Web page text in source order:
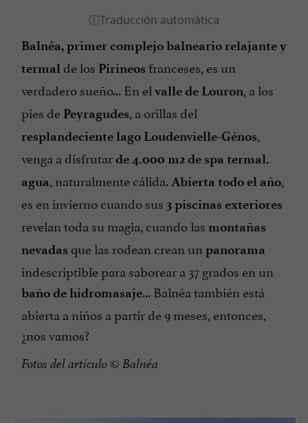
Balnéa,primer complejo balneario relajante y
termal de los Pirineos franceses, es un
verdadero sueño... En el valle de Louron, a los
pies de Peyragudes, a orillas del
resplandeciente lago Loudenvielle-Génos,
venga a disfrutarde 4.000 m2 de spa termal.
agua, naturalmente cálida.Abierta todo el año,
es en invierno cuando sus 3 piscinas exteriores
revelan toda su magia, cuando las montañas
nevadas que las rodean crean un panorama
indescriptible para saborear a 37 grados en un
baño de hidromasaje... Balnéa también está
abierta a niños a partir de 9 meses, entonces,
¿nos vamos?
Fotos del artículo © Balnéa